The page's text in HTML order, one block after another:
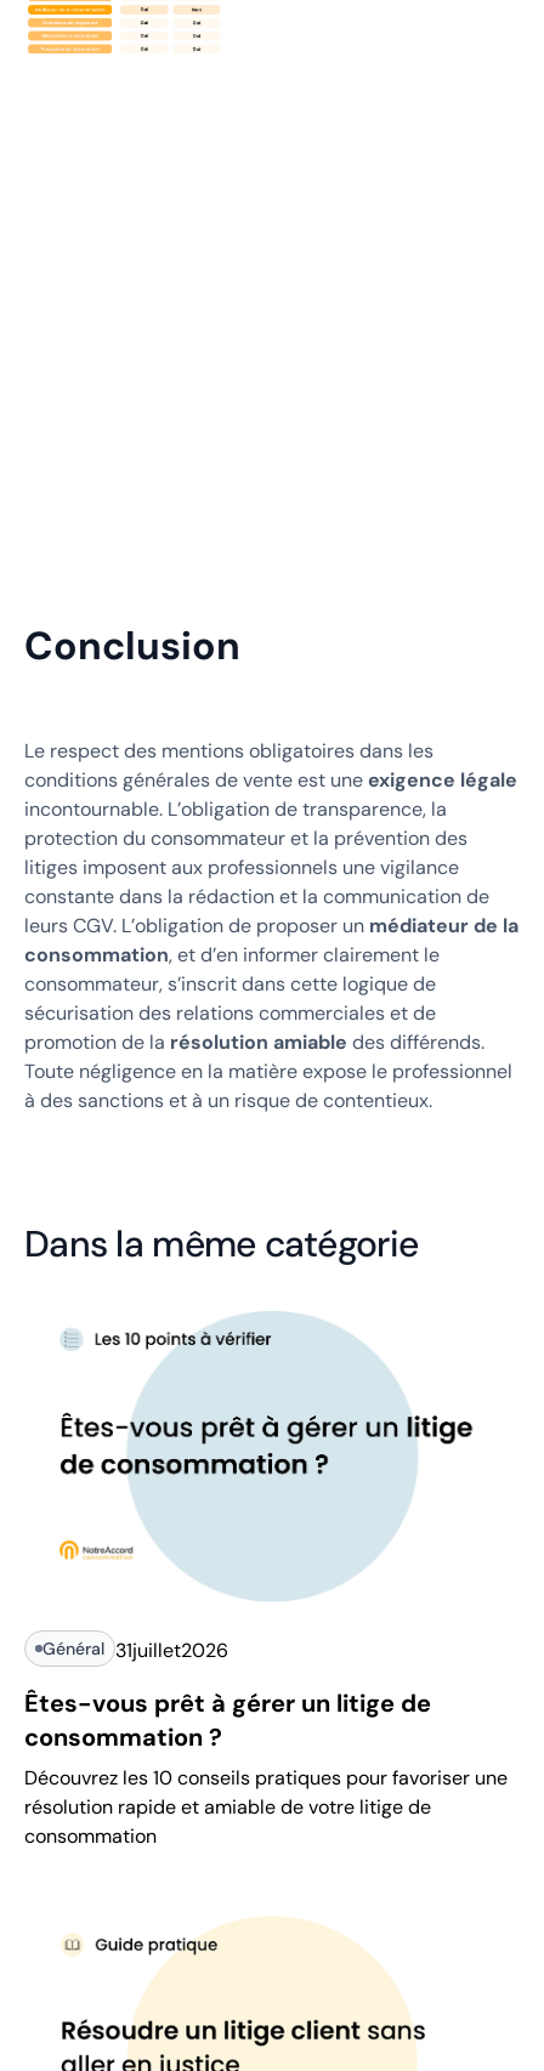
Conclusion
Le respect des mentions obligatoires dans les
conditions générales de vente est uneexigence légale
incontournable. L’obligation de transparence, la
protection du consommateur et la prévention des
litiges imposent aux professionnels une vigilance
constante dans la rédaction et la communication de
leurs CGV. L’obligation de proposer un médiateur de la
consommation, et d’en informer clairement le
consommateur, s’inscrit dans cette logique de
sécurisation des relations commerciales et de
promotion de la résolution amiable des différends.
Toute négligence en la matière expose le professionnel
à des sanctions et à un risque de contentieux.
Dans la même catégorie
Général 31juillet2026
Êtes-vous prêt à gérer un litige de
consommation ?
Découvrez les 10 conseils pratiques pour favoriser une
résolution rapide et amiable de votre litige de
consommation